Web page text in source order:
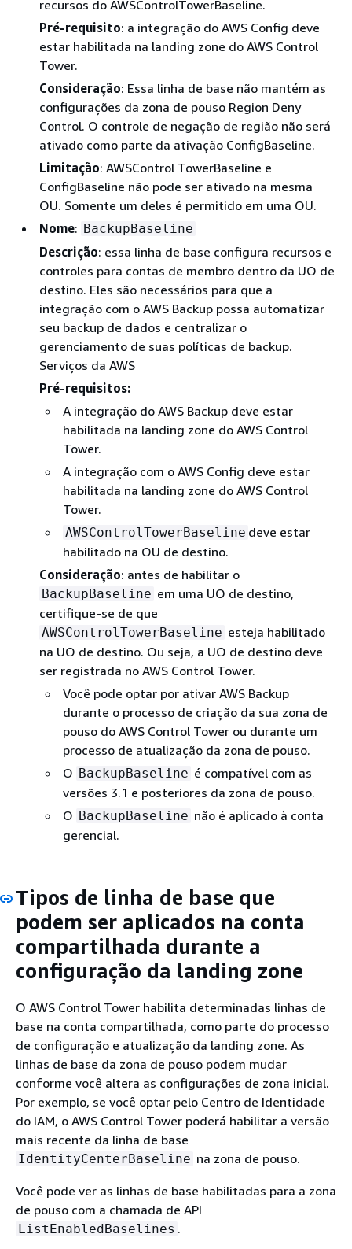
recursos do AWSControlTowerBaseline.
Pré-requisito: a integração do AWS Config deve
estar habilitada na landing zone do AWS Control
Tower.
Consideração: Essa linha de base não mantém as
configurações da zona de pouso Region Deny
Control. O controle de negação de região não será
ativado como parte da ativação ConfigBaseline.
Limitação: AWSControl TowerBaseline e
ConfigBaseline não pode ser ativado na mesma
OU. Somente um deles é permitido em uma OU.
Nome: BackupBaseline
Descrição: essa linha de base configura recursos e
controles para contas de membro dentro da UO de
destino. Eles são necessários para que a
integração com o AWS Backup possa automatizar
seu backup de dados e centralizar o
gerenciamento de suas políticas de backup.
Serviços da AWS
Pré-requisitos:
A integração do AWS Backup deve estar
habilitada na landing zone do AWS Control
Tower.
A integração com o AWS Config deve estar
habilitada na landing zone do AWS Control
Tower.
AWSControlTowerBaseline deve estar
habilitado na OU de destino.
Consideração: antes de habilitar o
BackupBaseline em uma UO de destino,
certifique-se de que
AWSControlTowerBaseline esteja habilitado
na UO de destino. Ou seja, a UO de destino deve
ser registrada no AWS Control Tower.
Você pode optar por ativar AWS Backup
durante o processo de criação da sua zona de
pouso do AWS Control Tower ou durante um
processo de atualização da zona de pouso.
O BackupBaseline é compatível com as
versões 3.1 e posteriores da zona de pouso.
O BackupBaseline não é aplicado à conta
gerencial.
Tipos de linha de base que
podem ser aplicados na conta
compartilhada durante a
configuração da landing zone
O AWS Control Tower habilita determinadas linhas de
base na conta compartilhada, como parte do processo
de configuração e atualização da landing zone. As
linhas de base da zona de pouso podem mudar
conforme você altera as configurações de zona inicial.
Por exemplo, se você optar pelo Centro de Identidade
do IAM, o AWS Control Tower poderá habilitar a versão
mais recente da linha de base
IdentityCenterBaseline na zona de pouso.
Você pode ver as linhas de base habilitadas para a zona
de pouso com a chamada de API
ListEnabledBaselines .